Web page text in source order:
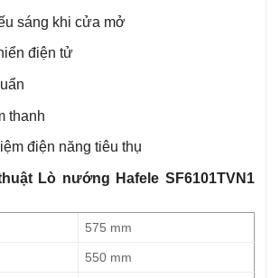
sáng khi cửa mở
điện tử
thanh
điện năng tiêu thụ
Lò nướng Hafele SF6101TVN1
575 mm
550 mm